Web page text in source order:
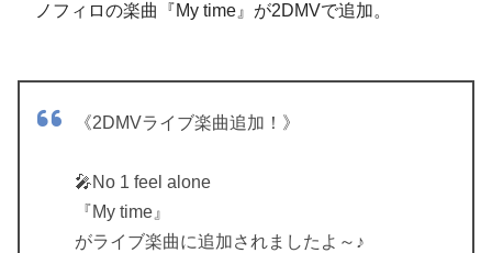
ノフィロの楽曲『My time』が2DMVで追加。
《2DMVライブ楽曲追加！》
🎤No 1 feel alone
『My time』
がライブ楽曲に追加されましたよ～♪